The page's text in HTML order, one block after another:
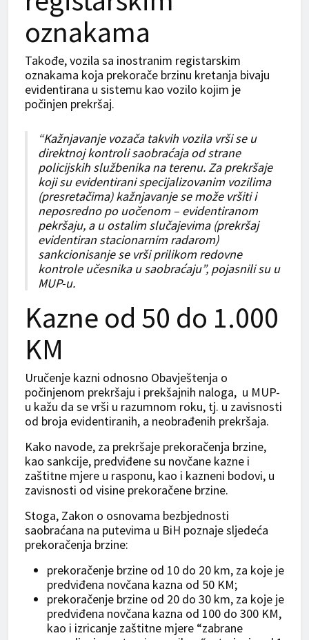
oznakama
Takođe, vozila sa inostranim registarskim
oznakama koja prekorače brzinu kretanja bivaju
evidentirana u sistemu kao vozilo kojim je
počinjen prekršaj.
“Kažnjavanje vozača takvih vozila vrši se u
direktnoj kontroli saobraćaja od strane
policijskih službenika na terenu. Za prekršaje
koji su evidentirani specijalizovanim vozilima
(presretačima) kažnjavanje se može vršiti i
neposredno po uočenom – evidentiranom
pekršaju, a u ostalim slučajevima (prekršaj
evidentiran stacionarnim radarom)
sankcionisanje se vrši prilikom redovne
kontrole učesnika u saobraćaju”, pojasnili su u
MUP-u.
Kazne od 50 do 1.000
KM
Uručenje kazni odnosno Obavještenja o
počinjenom prekršaju i prekšajnih naloga, u MUP-
u kažu da se vrši u razumnom roku, tj. u zavisnosti
od broja evidentiranih, a neobrađenih prekršaja.
Kako navode, za prekršaje prekoračenja brzine,
kao sankcije, predviđene su novčane kazne i
zaštitne mjere u rasponu, kao i kazneni bodovi, u
zavisnosti od visine prekoračene brzine.
Stoga, Zakon o osnovama bezbjednosti
saobraćana na putevima u BiH poznaje sljedeća
prekoračenja brzine:
prekoračenje brzine od 10 do 20 km, za koje je
predviđena novčana kazna od 50 KM;
prekoračenje brzine od 20 do 30 km, za koje je
predviđena novčana kazna od 100 do 300 KM,
kao i izricanje zaštitne mjere “zabrane